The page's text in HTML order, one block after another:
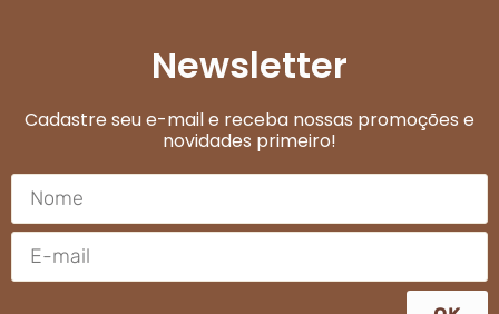
Newsletter
Cadastre seu e-mail e receba nossas promoções e
novidades primeiro!